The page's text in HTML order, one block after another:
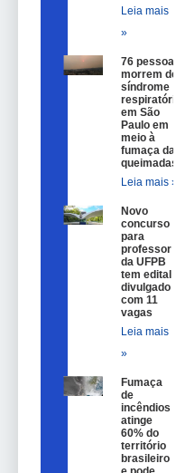
Leia mais
»
76 pessoas
morrem de
síndrome
respiratória
em São
Paulo em
meio à
fumaça das
queimadas
Leia mais »
Novo
concurso
para
professor
da UFPB
tem edital
divulgado
com 11
vagas
Leia mais
»
Fumaça
de
incêndios
atinge
60% do
território
brasileiro